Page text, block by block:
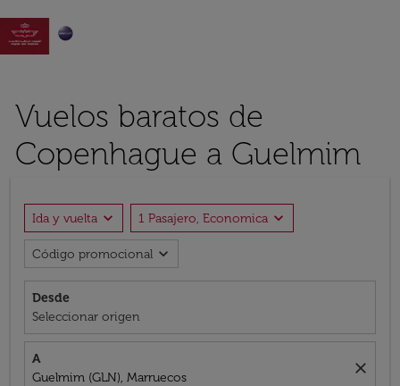

Vuelos baratos de
Copenhague a Guelmim
Ida y vuelta expand_more 1 Pasajero, Economica expand_more
Código promocional expand_more
Desde
Seleccionar origen
A
Guelmim (GLN), Marruecos
close